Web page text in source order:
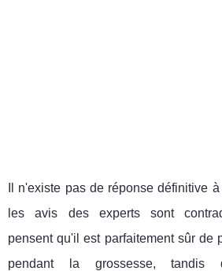
Il n'existe pas de réponse définitive
les avis des experts sont
pensent qu'il est parfaitement sûr de
pendant la grossesse, tandis